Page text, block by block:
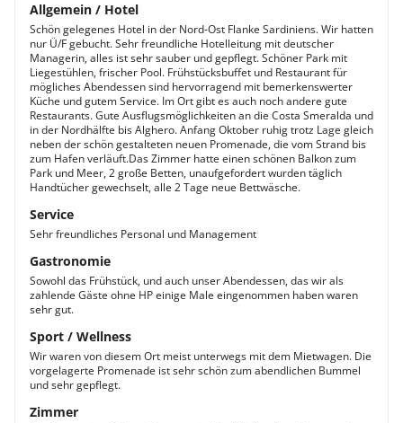
Allgemein / Hotel
Schön gelegenes Hotel in der Nord-Ost Flanke Sardiniens. Wir hatten
nur Ü/F gebucht. Sehr freundliche Hotelleitung mit deutscher
Managerin, alles ist sehr sauber und gepflegt. Schöner Park mit
Liegestühlen, frischer Pool. Frühstücksbuffet und Restaurant für
mögliches Abendessen sind hervorragend mit bemerkenswerter
Küche und gutem Service. Im Ort gibt es auch noch andere gute
Restaurants. Gute Ausflugsmöglichkeiten an die Costa Smeralda und
in der Nordhälfte bis Alghero. Anfang Oktober ruhig trotz Lage gleich
neben der schön gestalteten neuen Promenade, die vom Strand bis
zum Hafen verläuft.Das Zimmer hatte einen schönen Balkon zum
Park und Meer, 2 große Betten, unaufgefordert wurden täglich
Handtücher gewechselt, alle 2 Tage neue Bettwäsche.
Service
Sehr freundliches Personal und Management
Gastronomie
Sowohl das Frühstück, und auch unser Abendessen, das wir als
zahlende Gäste ohne HP einige Male eingenommen haben waren
sehr gut.
Sport / Wellness
Wir waren von diesem Ort meist unterwegs mit dem Mietwagen. Die
vorgelagerte Promenade ist sehr schön zum abendlichen Bummel
und sehr gepflegt.
Zimmer